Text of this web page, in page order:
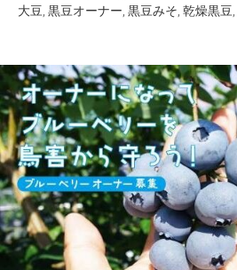
大豆 黒豆オーナー 黒豆みそ 乾燥黒豆